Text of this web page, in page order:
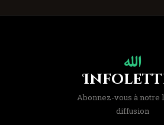
Abonnez-vous à notre
diffusion